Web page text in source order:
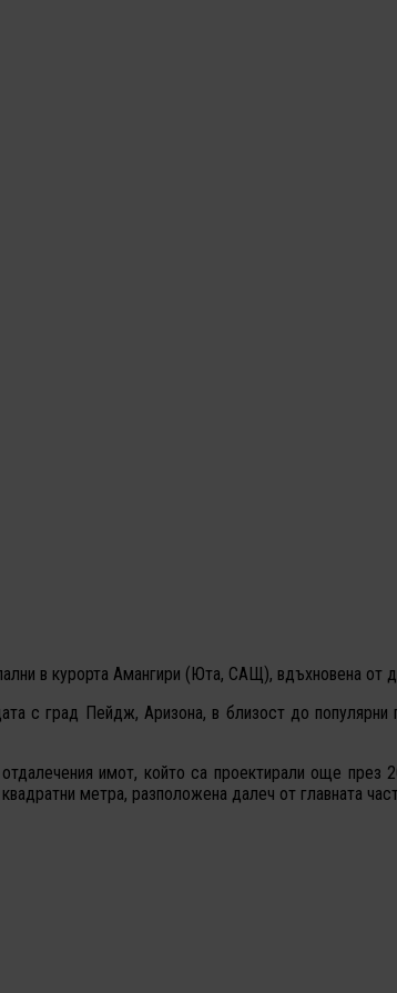
в курорта Амангири (Юта, САЩ), вдъхновена от
с град Пейдж, Аризона, в близост до
имот, който са проектирали още през
метра, разположена далеч от главната